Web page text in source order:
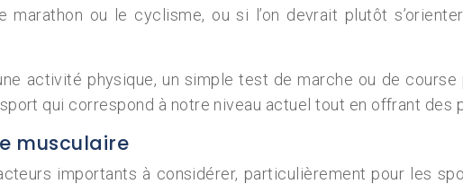
marathon ou le cyclisme, ou si l’on devrait plutôt
activité physique, un simple test de marche ou de course
qui correspond à notre niveau actuel tout en offrant des
musculaire
importants à considérer, particulièrement pour les